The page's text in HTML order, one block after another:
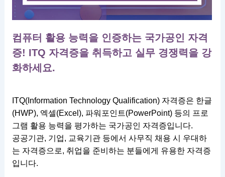
컴퓨터 활용 능력을 인증하는 국가공인 자격
증! ITQ 자격증을 취득하고 실무 경쟁력을 강
화하세요.
ITQ(Information Technology Qualification) 자격증은 한글
(HWP), 엑셀(Excel), 파워포인트(PowerPoint) 등의 프로
그램 활용 능력을 평가하는 국가공인 자격증입니다.
공공기관, 기업, 교육기관 등에서 사무직 채용 시 우대하
는 자격증으로, 취업을 준비하는 분들에게 유용한 자격증
입니다.